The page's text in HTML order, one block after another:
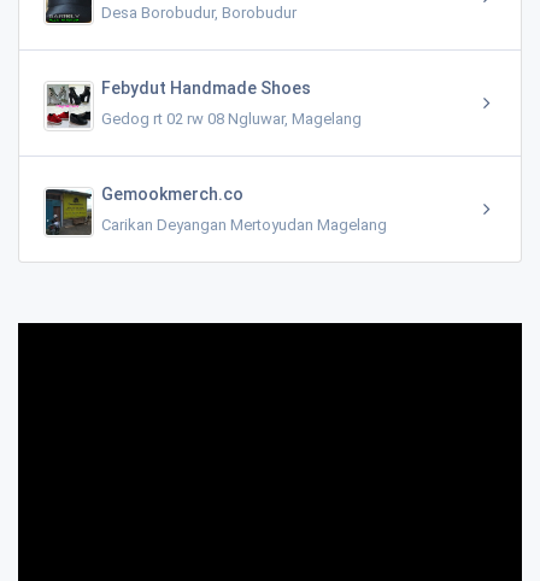
Desa Borobudur, Borobudur
Febydut Handmade Shoes
Gedog rt 02 rw 08 Ngluwar, Magelang
Gemookmerch.co
Carikan Deyangan Mertoyudan Magelang